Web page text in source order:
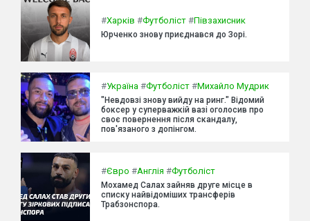
#Харків #Футболіст #Півзахисник
Юрченко знову приєднався до Зорі.
#Україна #Футболіст #Михайло Мудрик
"Невдовзі знову вийду на ринг." Відомий
боксер у суперважкій вазі оголосив про
своє повернення після скандалу,
пов'язаного з допінгом.
#Євро #Англія #Футболіст
Мохамед Салах зайняв друге місце в
списку найвідоміших трансферів
Трабзонспора.